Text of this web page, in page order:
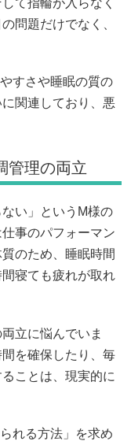
て指輪が入らなく
問題だけでなく、
すさや睡眠の質の
関連しており、悪
管理の両立
い」というM様の
事のパフォーマン
のため、睡眠時間
寝ても疲れが取れ
立に悩んでいま
を確保したり、毎
ことは、現実的に
れる方法」を求め